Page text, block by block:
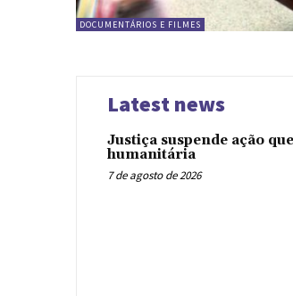
DOCUMENTÁRIOS E FILMES
Latest news
Justiça suspende ação
humanitária
7 de agosto de 2026